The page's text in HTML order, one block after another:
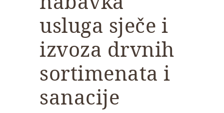
usluga sječe i
izvoza drvnih
sortimenata i
sanacije